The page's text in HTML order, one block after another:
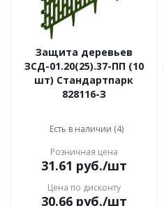
Защита деревьев
ЗСД-01.20(25).37-ПП (10
шт) Стандартпарк
828116-З
Есть в наличии (4)
Розничная цена
31.61 руб./шт
Цена по дисконту
30.66руб./шт